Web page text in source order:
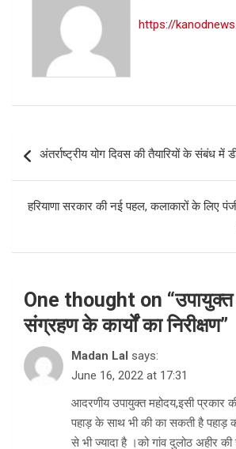
https://
navigation
अंतर्राष्ट्रीय योग दिवस की तैयारियों के संबंध में
हरियाणा सरकार की नई पहल, कलाकारों के लिए
One thought on “
संग्रहण के कार्यों का निरीक्षण”
Madan Lal says:
June 16, 2022 at 17:31
आदरणीय उपायुक्त महोदय,इसी प्रकार
पहाड़ के साथ भी की का सकती है पहाड़
से भी ज्यादा है ।को गांव दुलोठ अहीर